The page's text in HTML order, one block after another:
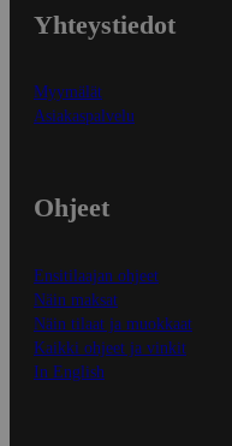
Yhteystiedot
Myymälät
Asiakaspalvelu
Ohjeet
Ensitilaajan ohjeet
Näin maksat
Näin tilaat ja muokkaat
Kaikki ohjeet ja vinkit
In English